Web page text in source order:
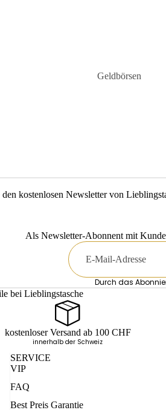
Geldbörsen
Kinderbörsen
kostenlosen Newsletter von
Als Newsletter-Abonnent mit
E-
Mail
Durch das
bei Lieblingstasche
kostenloser Versand ab 100 CHF
innerhalb der Schweiz
SERVICE
VIP
FAQ
Best Preis Garantie